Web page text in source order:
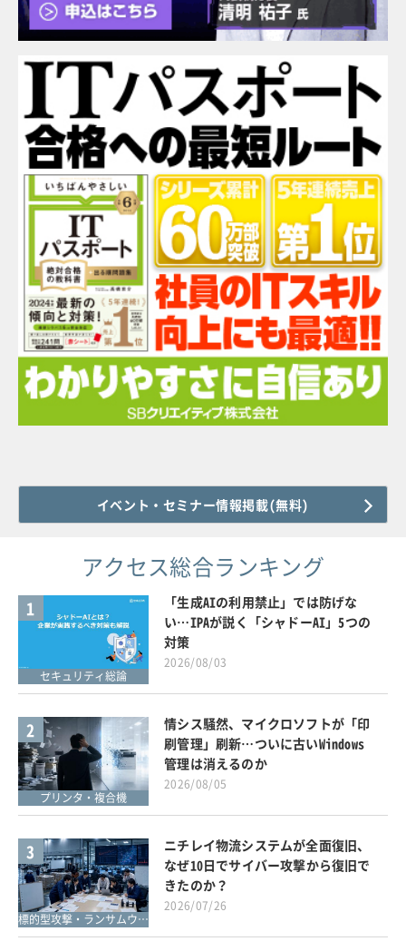
イベント・セミナー情報掲載(無料)
アクセス総合ランキング
1
セキュリティ総論
「生成AIの利用禁止」では防げな
い…IPAが説く「シャドーAI」5つの
対策
2026/08/03
2
プリンタ・複合機
情シス騒然、マイクロソフトが「印
刷管理」刷新…ついに古いWindows
管理は消えるのか
2026/08/05
3
標的型攻撃・ランサムウェア対策
ニチレイ物流システムが全面復旧、
なぜ10日でサイバー攻撃から復旧で
きたのか？
2026/07/26